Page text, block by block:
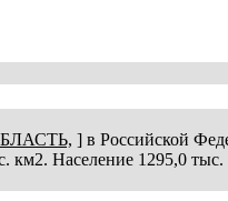
] в Российской
км2. Население 1295,0